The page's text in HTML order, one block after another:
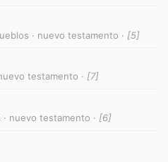
· nuevo testamento · [5]
testamento · [7]
nuevo testamento · [6]